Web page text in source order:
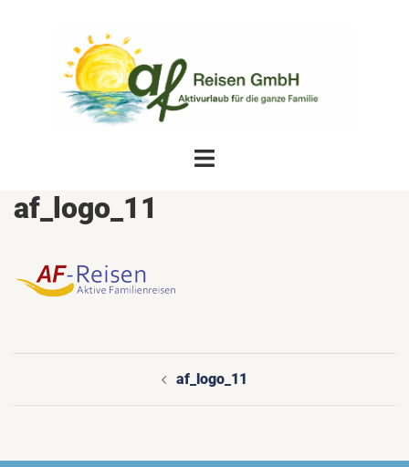
Menü
af_logo_11
Beitragsnavigation
af_logo_11